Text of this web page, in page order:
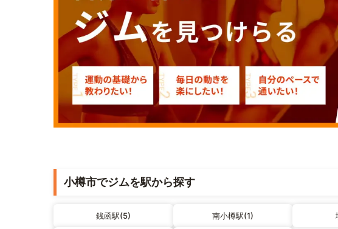
小樽市でジムを駅から探す
銭函駅(5) 南小樽駅(1)